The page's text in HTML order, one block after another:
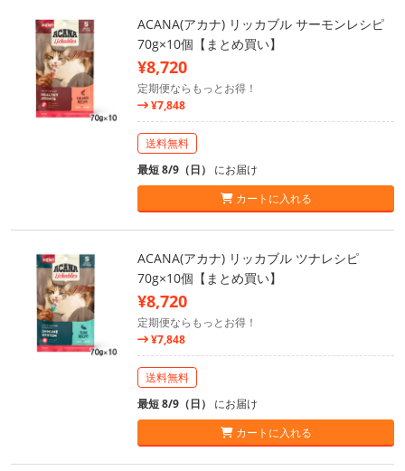
ACANA(アカナ) リッカブル サーモンレシピ
70g×10個【まとめ買い】
¥8,720
定期便ならもっとお得！
¥7,848
送料無料
最短 8/9（日） にお届け
カートに入れる
ACANA(アカナ) リッカブル ツナレシピ
70g×10個【まとめ買い】
¥8,720
定期便ならもっとお得！
¥7,848
送料無料
最短 8/9（日） にお届け
カートに入れる